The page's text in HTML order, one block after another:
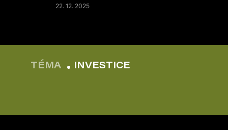
22. 12. 2025
TÉMA INVESTICE